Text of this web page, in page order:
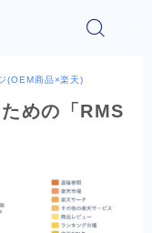
(OEM商品×楽天)
めの「RMS